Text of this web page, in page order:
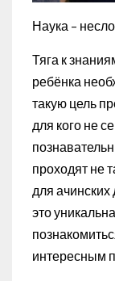
Наука –
Тяга к
ребёнка
такую цель
для кого не
проходят не
для
это
интересным